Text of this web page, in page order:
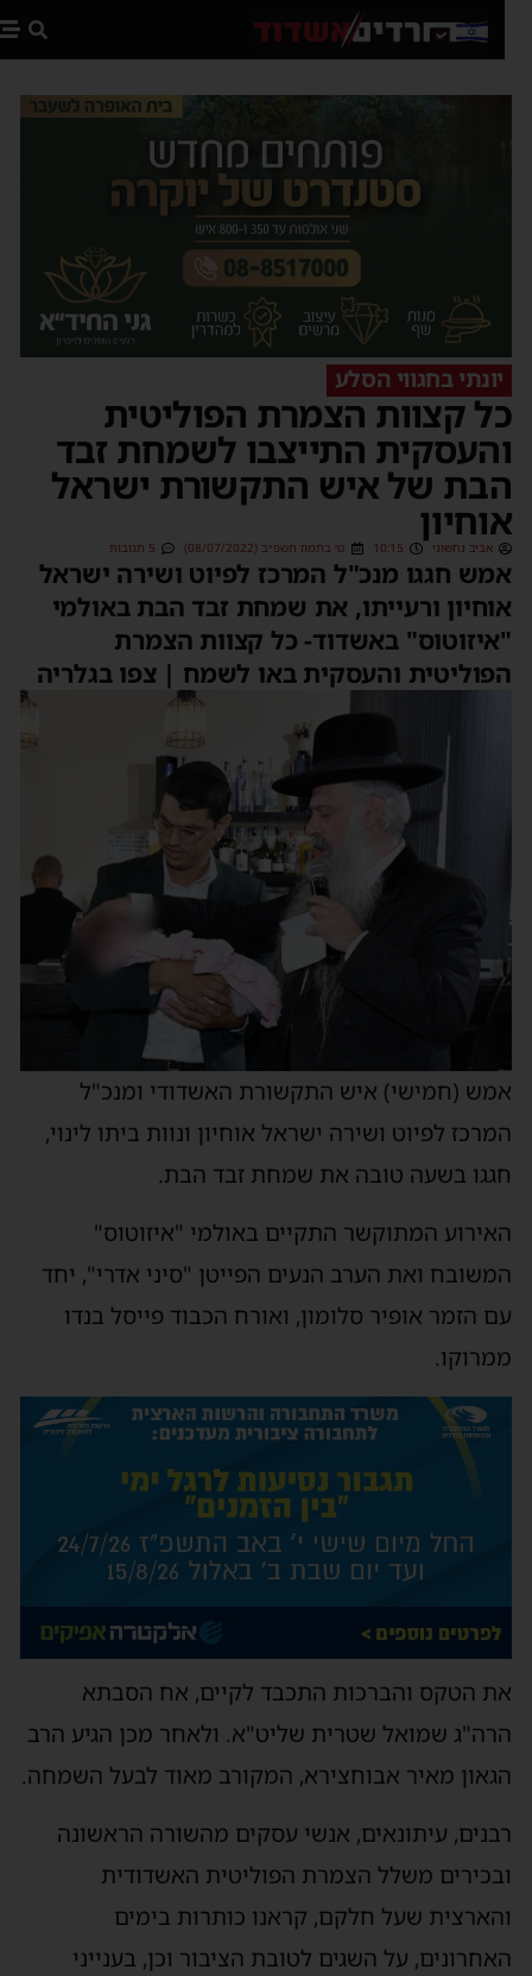
יונתי בחגווי הסלע
קצוות הצמרת הפוליטית
התייצבו לשמחת זבד
של איש התקשורת ישראל
אביב נחשוני 10:15 ט׳ בתמוז תשפ״ב (08/07/2022)
חגגו מנכ"ל המרכז לפיוט ושירה ישראל
ורעייתו, את שמחת זבד הבת באולמי
באשדוד- כל קצוות הצמרת
והעסקית באו לשמח | צפו בגלריה
(חמישי) איש התקשורת האשדודי ומנכ"ל
לפיוט ושירה ישראל אוחיון ונוות ביתו לינוי,
בשעה טובה את שמחת זבד הבת.
המתוקשר התקיים באולמי "איזוטוס"
ואת הערב הנעים הפייטן "סיני אדרי", יחד
הזמר אופיר סלומון, ואורח הכבוד פייסל בנדו
הטקס והברכות התכבד לקיים, אח הסבתא
שמואל שטרית שליט"א. ולאחר מכן הגיע הרב
מאיר אבוחצירא, המקורב מאוד לבעל השמחה.
עיתונאים, אנשי עסקים מהשורה הראשונה
משלל הצמרת הפוליטית האשדודית
שעל חלקם, קראנו כותרות בימים
על השגים לטובת הציבור וכן, בענייני